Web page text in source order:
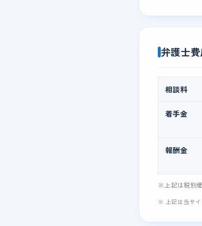
弁護士費
相談料
着手金
報酬金
※上記は税別
※ 上記は当サイ